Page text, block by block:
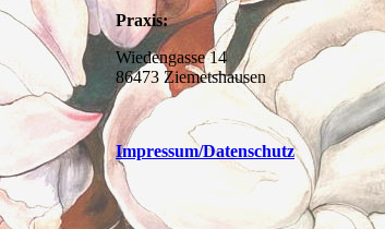
Praxis:
Wiedengasse 14
86473 Ziemetshausen
Impressum/Datenschutz